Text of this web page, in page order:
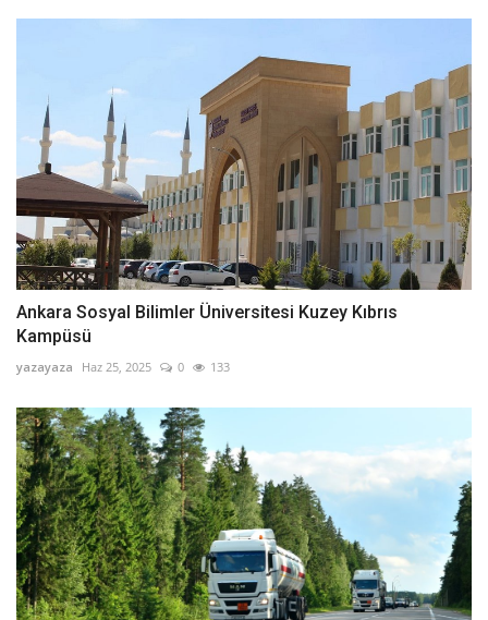
Ankara Sosyal Bilimler Üniversitesi Kuzey Kıbrıs
Kampüsü
yazayaza Haz 25, 2025 0 133